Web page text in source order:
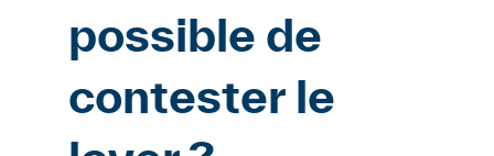
possible de
contester le